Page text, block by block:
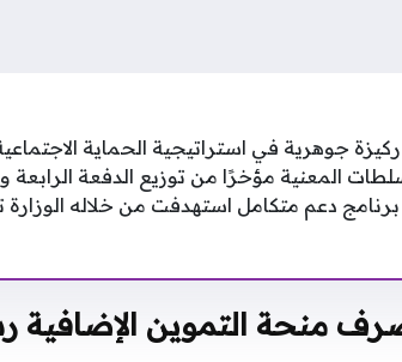
الإضافية 2026 تمثل ركيزة جوهرية في استراتيجية الحماية
المعنية مؤخرًا من توزيع الدفعة الرابعة
ليختتم بها برنامج دعم متكامل استهدفت من خلاله
صرف منحة التموين الإضافية